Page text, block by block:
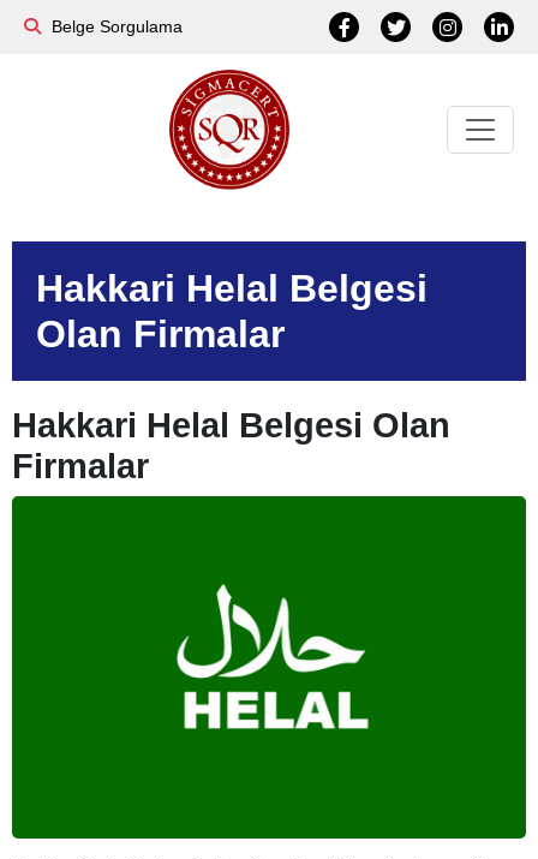
Belge Sorgulama
Hakkari Helal Belgesi
Olan Firmalar
Hakkari Helal Belgesi Olan
Firmalar